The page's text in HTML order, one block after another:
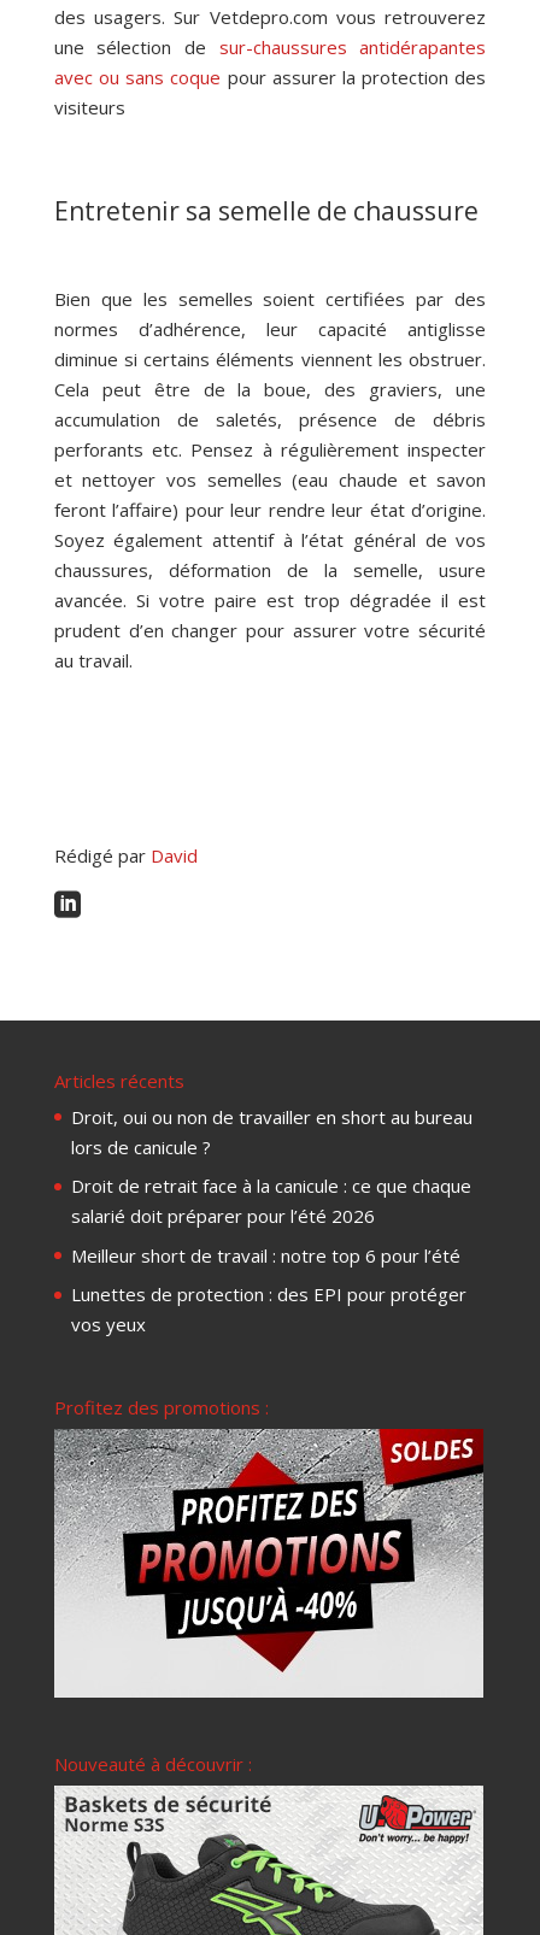
des usagers. Sur Vetdepro.com vous retrouverez
une sélection de sur-chaussures antidérapantes
avec ou sans coque pour assurer la protection des
visiteurs
Entretenir sa semelle de chaussure
Bien que les semelles soient certifiées par des
normes d’adhérence, leur capacité antiglisse
diminue si certains éléments viennent les obstruer.
Cela peut être de la boue, des graviers, une
accumulation de saletés, présence de débris
perforants etc. Pensez à régulièrement inspecter
et nettoyer vos semelles (eau chaude et savon
feront l’affaire) pour leur rendre leur état d’origine.
Soyez également attentif à l’état général de vos
chaussures, déformation de la semelle, usure
avancée. Si votre paire est trop dégradée il est
prudent d’en changer pour assurer votre sécurité
au travail.
Rédigé par David

Articles récents
Droit, oui ou non de travailler en short au bureau
lors de canicule ?
Droit de retrait face à la canicule : ce que chaque
salarié doit préparer pour l’été 2026
Meilleur short de travail : notre top 6 pour l’été
Lunettes de protection : des EPI pour protéger
vos yeux
Profitez des promotions :
Nouveauté à découvrir :